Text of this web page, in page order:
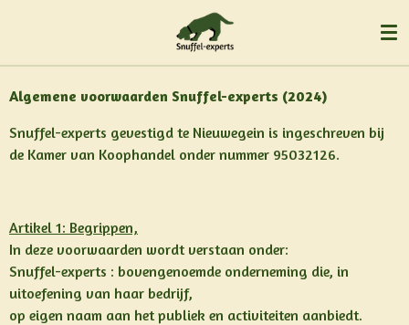
naar
hoofdinhoud
Algemene voorwaarden Snuffel-experts (2024)
Snuffel-experts gevestigd te Nieuwegein is ingeschreven bij
de Kamer van Koophandel onder nummer 95032126.
Artikel 1: Begrippen,
In deze voorwaarden wordt verstaan onder:
Snuffel-experts : bovengenoemde onderneming die, in
uitoefening van haar bedrijf,
op eigen naam aan het publiek en activiteiten aanbiedt.